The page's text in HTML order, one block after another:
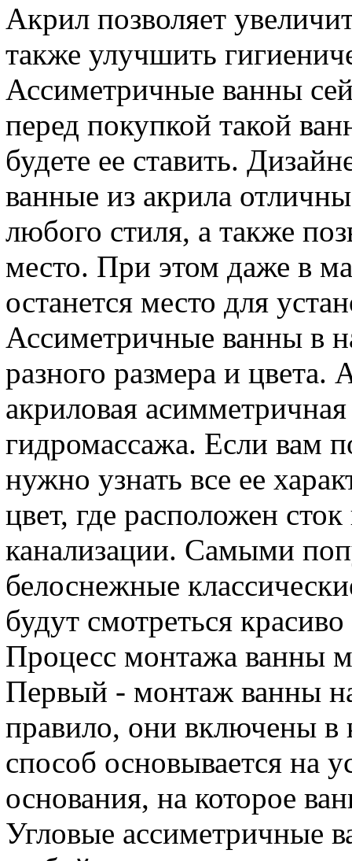
Акрил позволяет
также улучшить
Ассиметричные ванны
перед покупкой такой
будете ее ставить.
ванные из акрила
любого стиля, а также
место. При этом даже в
останется место для
Ассиметричные ванны в
разного размера и цвета.
акриловая
гидромассажа. Если вам
нужно узнать все ее
цвет, где расположен
канализации. Самыми
белоснежные
будут смотреться
Процесс монтажа ванны
Первый - монтаж ванны
правило, они включены в
способ основывается на
основания, на которое
Угловые ассиметричные